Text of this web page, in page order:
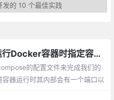
发的 10 个最佳实践
ASP.NET Core 如何在运行Docker容器时指定容器外部端口(docker compose)
的配置文件来完成我们的
器运行时其内部会有一个端口以